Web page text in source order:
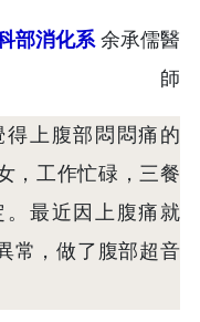
部消化系 余承儒醫
師
得上腹部悶悶痛的
，工作忙碌，三餐
最近因上腹痛就
常，做了腹部超音